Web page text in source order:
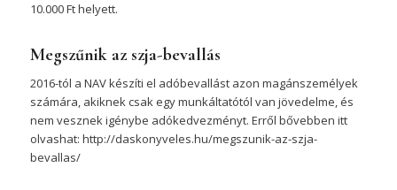
10.000 Ft helyett.
Megszűnik az szja-bevallás
2016-tól a NAV készíti el adóbevallást azon magánszemélyek
számára, akiknek csak egy munkáltatótól van jövedelme, és
nem vesznek igénybe adókedvezményt. Erről bővebben itt
olvashat: http://daskonyveles.hu/megszunik-az-szja-
bevallas/